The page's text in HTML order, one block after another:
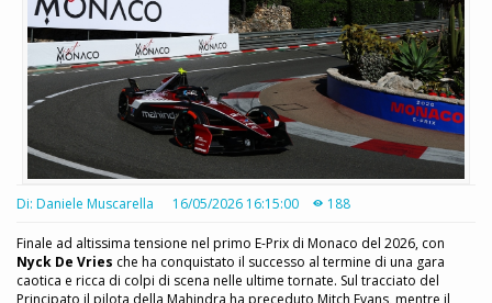
Di: Daniele Muscarella 16/05/2026 16:15:00 188
Finale ad altissima tensione nel primo E-Prix di Monaco del 2026, con
Nyck De Vries che ha conquistato il successo al termine di una gara
caotica e ricca di colpi di scena nelle ultime tornate. Sul tracciato del
Principato il pilota della Mahindra ha preceduto Mitch Evans, mentre il